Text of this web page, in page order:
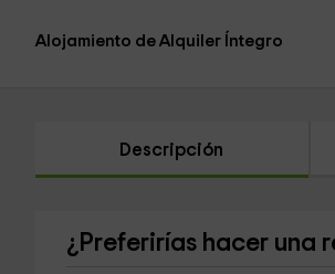
Alojamiento de Alquiler Íntegro
Descripción
¿Preferirías hacer una